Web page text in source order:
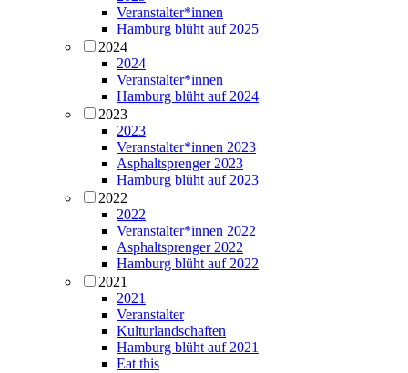
Veranstalter*innen
Hamburg blüht auf 2025
2024
2024
Veranstalter*innen
Hamburg blüht auf 2024
2023
2023
Veranstalter*innen 2023
Asphaltsprenger 2023
Hamburg blüht auf 2023
2022
2022
Veranstalter*innen 2022
Asphaltsprenger 2022
Hamburg blüht auf 2022
2021
2021
Veranstalter
Kulturlandschaften
Hamburg blüht auf 2021
Eat this